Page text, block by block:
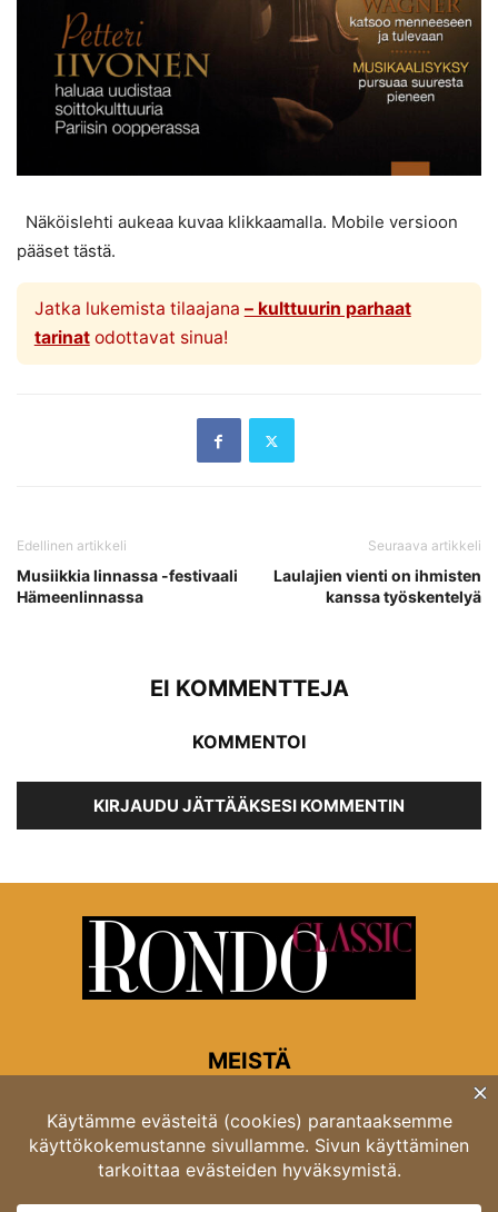
Näköislehti aukeaa kuvaa klikkaamalla. Mobile versioon
pääset tästä.
Jatka lukemista tilaajana – kulttuurin parhaat
tarinatodottavat sinua!
Edellinen artikkeli
Musiikkia linnassa -festivaali
Hämeenlinnassa
Seuraava artikkeli
Laulajien vienti on ihmisten
kanssa työskentelyä
EI KOMMENTTEJA
KOMMENTOI
KIRJAUDU JÄTTÄÄKSESI KOMMENTIN
MEISTÄ
Rondon toimitus
Opastinsilta 6A 00520 Helsinki
Asiakaspalvelu: puh. 03 4246 5318
asiakaspalvelu@rondo.fi